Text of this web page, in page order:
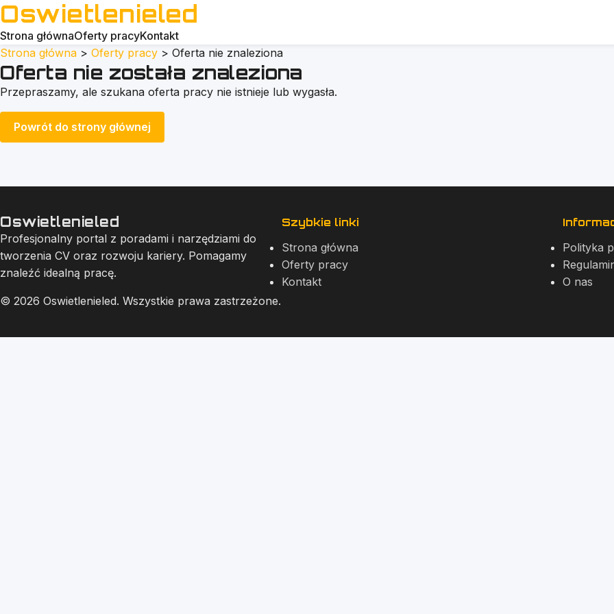
Oswietlenieled
Strona głównaOferty pracyKontakt
Strona główna > Oferty pracy > Oferta nie znaleziona
Oferta nie została znaleziona
Przepraszamy, ale szukana oferta pracy nie istnieje lub wygasła.
Powrót do strony głównej
Oswietlenieled
Profesjonalny portal z poradami i narzędziami do
tworzenia CV oraz rozwoju kariery. Pomagamy
znaleźć idealną pracę.
Szybkie linki
Strona główna
Oferty pracy
Kontakt
Polityka
O nas
© 2026 Oswietlenieled. Wszystkie prawa zastrzeżone.